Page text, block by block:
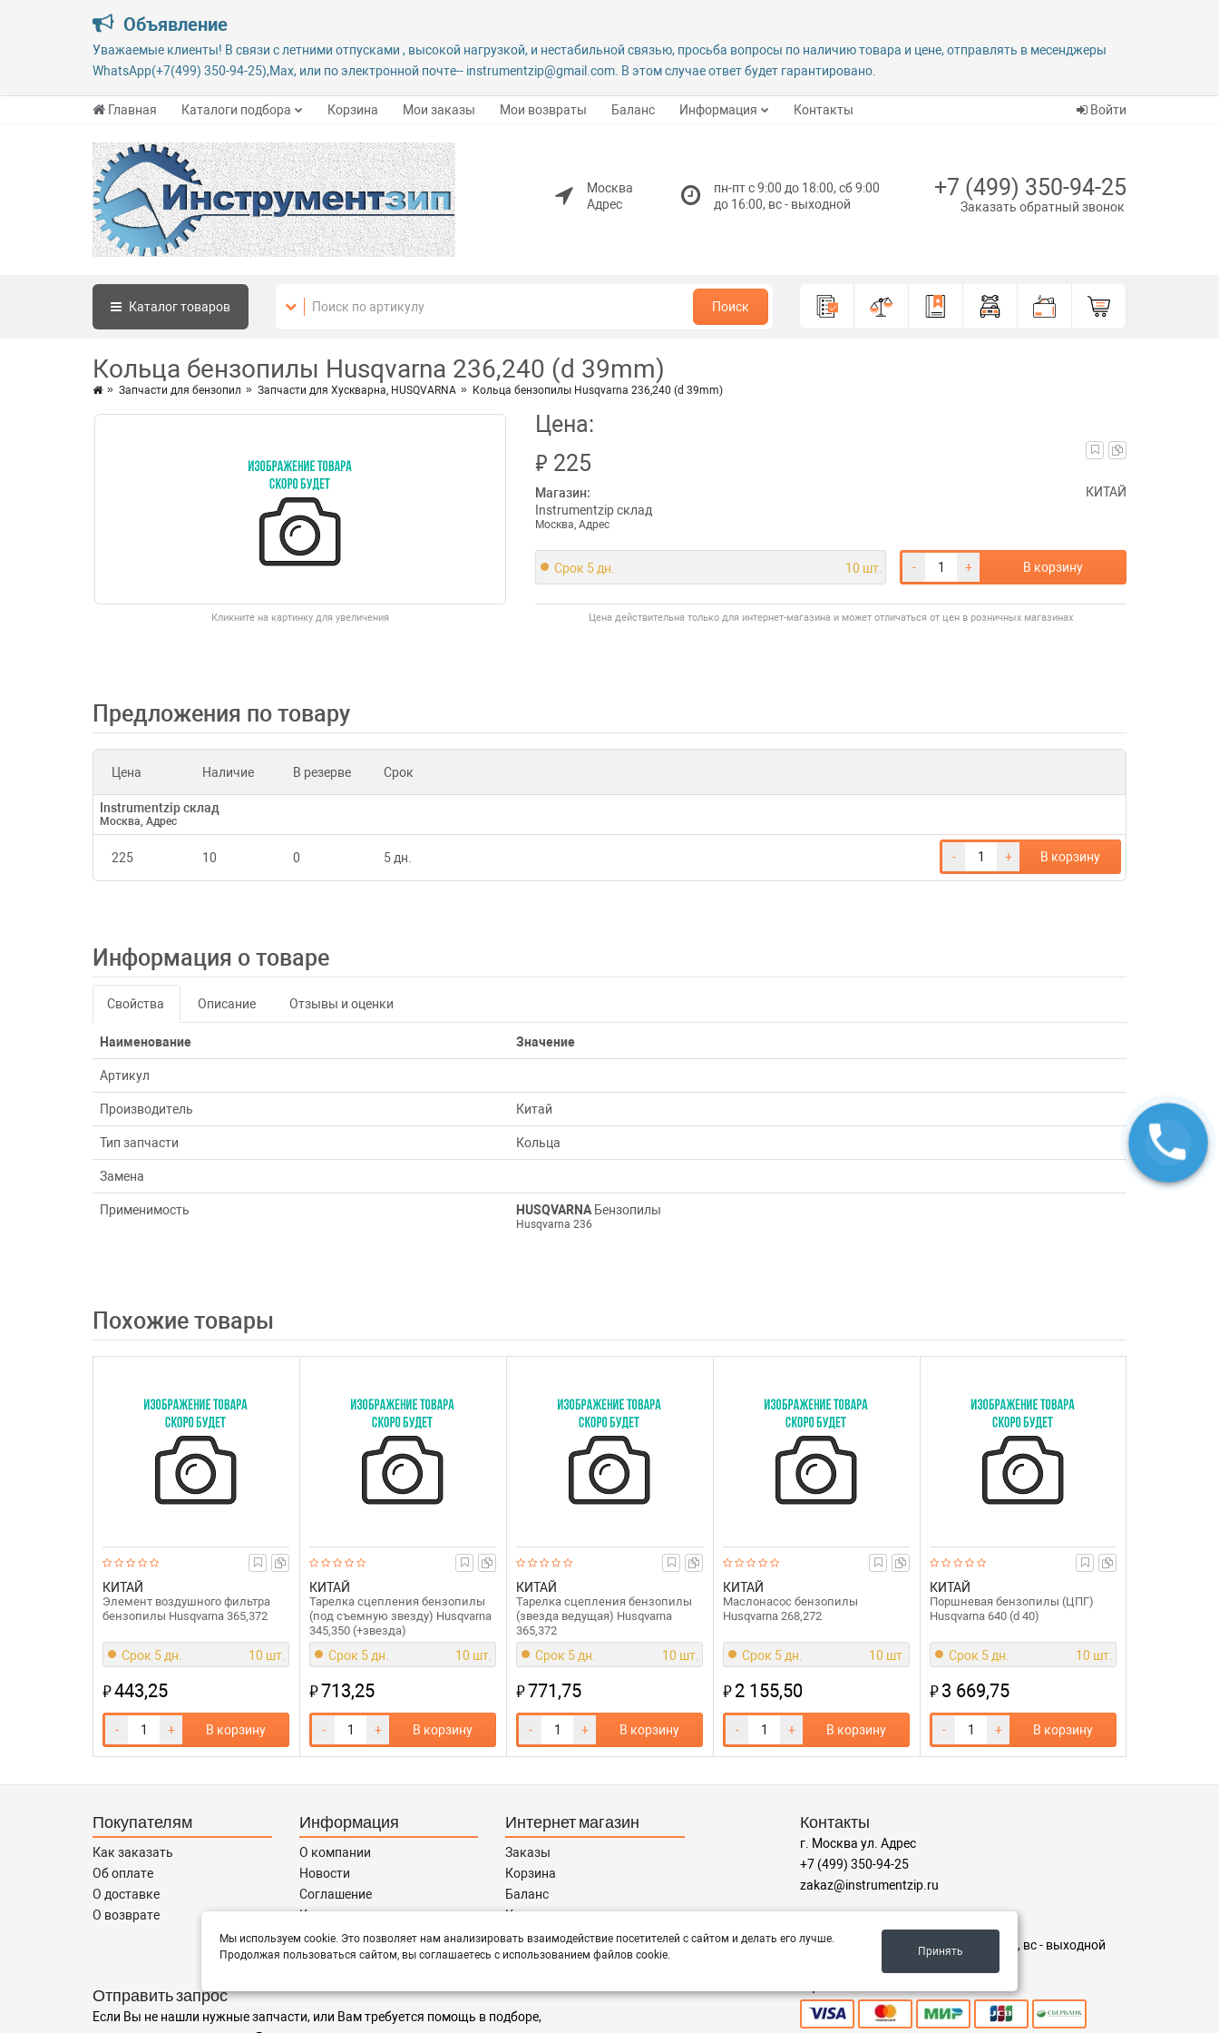
Объявление
Уважаемые клиенты! В связи с летними отпусками , высокой нагрузкой, и нестабильной связью, просьба вопросы по наличию товара и цене, отправлять в месенджеры
WhatsApp(+7(499) 350-94-25),Max, или по электронной почте-- instrumentzip@gmail.com. В этом случае ответ будет гарантировано.
Главная Каталоги подбора Корзина Мои заказы Мои возвраты Баланс Информация Контакты Войти
Москва
Адрес
пн-пт с 9:00 до 18:00, сб 9:00
до 16:00, вс - выходной
+7 (499) 350-94-25
Заказать обратный звонок
Каталогтоваров Поиск
Кольца бензопилы Husqvarna 236,240 (d 39mm)
Запчасти для бензопил Запчасти для Хускварна, HUSQVARNA Кольца бензопилы Husqvarna 236,240 (d 39mm)
Кликните на картинку для увеличения
Цена:
₽ 225
Магазин:
Instrumentzip склад
Москва, Адрес
КИТАЙ
Срок 5 дн. 10 шт. - + В корзину
Цена действительна только для интернет-магазина и может отличаться от цен в розничных магазинах
Предложения по товару
Цена Наличие В резерве Срок
Instrumentzip склад
Москва, Адрес
225 10 0 5 дн. - + В корзину
Информация о товаре
Свойства Описание Отзывы и оценки
Наименование Значение
Артикул
Производитель Китай
Тип запчасти Кольца
Замена
Применимость HUSQVARNA Бензопилы
Husqvarna 236
Похожие товары
КИТАЙ
Элемент воздушного фильтра
бензопилы Husqvarna 365,372
Срок 5 дн. 10 шт.
₽443,25
- + В корзину
КИТАЙ
Тарелка сцепления бензопилы
(под съемную звезду) Husqvarna
345,350 (+звезда)
Срок 5 дн. 10 шт.
₽713,25
- + В корзину
КИТАЙ
Тарелка сцепления бензопилы
(звезда ведущая) Husqvarna
365,372
Срок 5 дн. 10 шт.
₽771,75
- + В корзину
КИТАЙ
Маслонасос бензопилы
Husqvarna 268,272
Срок 5 дн. 10 шт.
₽2 155,50
- + В корзину
КИТАЙ
Поршневая бензопилы (ЦПГ)
Husqvarna 640 (d 40)
Срок 5 дн. 10 шт.
₽3 669,75
- + В корзину
Покупателям
Как заказать
Об оплате
О доставке
О возврате
Информация
О компании
Новости
Соглашение
Контакты
Сотрудничество
Интернет магазин
Заказы
Корзина
Баланс
Каталог товаров
Каталог брендов
Запчасти по Маркам
Отправить запрос
Если Вы не нашли нужные запчасти, или Вам требуется помощь в подборе,
Контакты
г. Москва ул. Адрес
+7 (499) 350-94-25
zakaz@instrumentzip.ru
пн-пт с 9:00 до 18:00, сб 9:00 до 16:00, вс - выходной
Мы используем cookie. Это позволяет нам анализировать взаимодействие посетителей с сайтом и делать его лучше.
Продолжая пользоваться сайтом, вы соглашаетесь с использованием файлов cookie.
Принять